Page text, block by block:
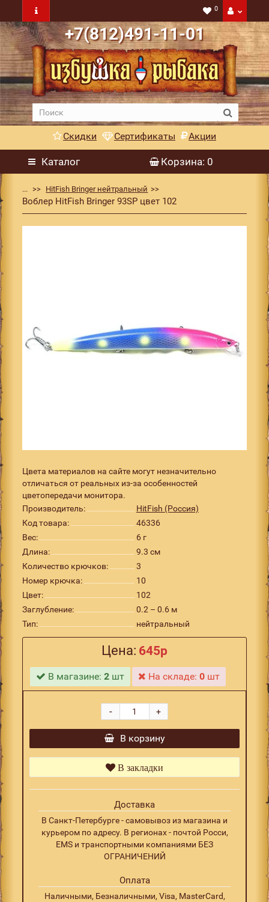
0
+7(812)491-11-01
Скидки Сертификаты Акции
Каталог Корзина: 0
... HitFish Bringer нейтральный
Воблер HitFish Bringer 93SP цвет 102
Цвета материалов на сайте могут незначительно
отличаться от реальных из-за особенностей
цветопередачи монитора.
Производитель:
HitFish (Россия)
Код товара:
46336
Вес:
6 г
Длина:
9.3 см
Количество крючков:
3
Номер крючка:
10
Цвет:
102
Заглубление:
0.2 – 0.6 м
Тип:
нейтральный
Цена: 645р
В магазине:2 шт На складе:0 шт
+
-
В корзину
В закладки
Доставка
В Санкт-Петербурге - самовывоз из магазина и
курьером по адресу. В регионах - почтой Росси,
EMS и транспортными компаниями БЕЗ
ОГРАНИЧЕНИЙ
Оплата
Наличными, Безналичными, Visa, MasterCard,